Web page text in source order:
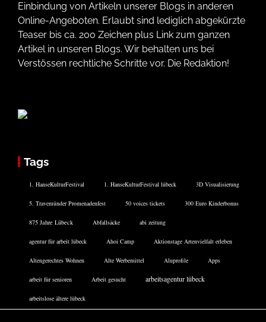
Einbindung von Artikeln unserer Blogs in anderen
Online-Angeboten. Erlaubt sind lediglich abgekürzte
Teaser bis ca. 200 Zeichen plus Link zum ganzen
Artikel in unseren Blogs. Wir behalten uns bei
Verstössen rechtliche Schritte vor. Die Redaktion!
Tags
1. HanseKulturFestival 1. HanseKulturFestival lübeck 3D Visualisierung
5. Travemünder Promenadenfest 50 voices tickets 300 Euro Kinderbonus
875 Jahre Lübeck Abfallsäcke abi zeitung
agentur für arbeit lübeck Ahoi Camp Aktionstage Artenvielfalt erleben
Altengerechtes Wohnen Alte Werbemittel Aluprofile Apps
arbeit für senioren Arbeit gesucht arbeitsagentur lübeck
arbeitslose ältere lübeck